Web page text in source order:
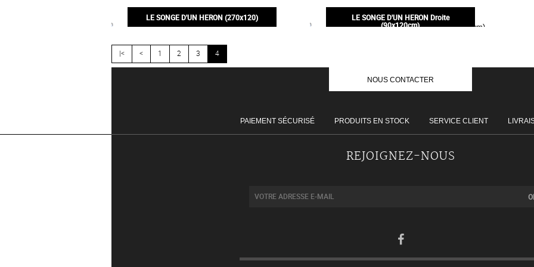
245,00€ 250,00€
LE SONGE D'UN HERON (270x120)
LE SONGE D'UN HERON Droite
(90x120cm)
|< < 1 2 3 4
NOUS CONTACTER
PAIEMENT SÉCURISÉ PRODUITS EN STOCK SERVICE CLIENT
REJOIGNEZ-NOUS